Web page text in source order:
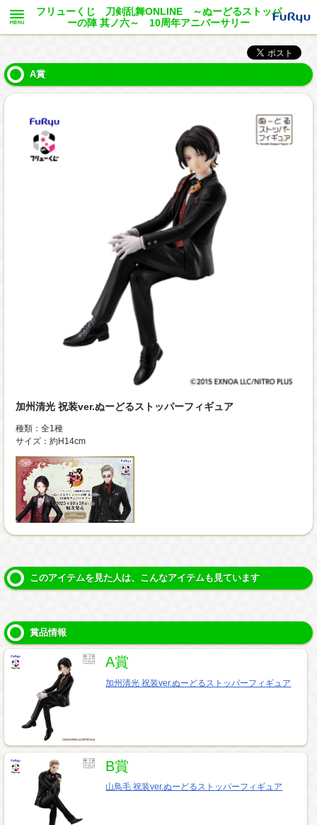
フリューくじ 刀剣乱舞ONLINE ～ぬーどるストッパ
ーの陣 其ノ六～ 10周年アニバーサリー
A賞
加州清光 祝装ver.ぬーどるストッパーフィギュア
種類：全1種
サイズ：約H14cm
このアイテムを見た人は、こんなアイテムも見ています
賞品情報
A賞
加州清光 祝装ver.ぬーどるストッパーフィギュア
B賞
山鳥毛 祝装ver.ぬーどるストッパーフィギュア